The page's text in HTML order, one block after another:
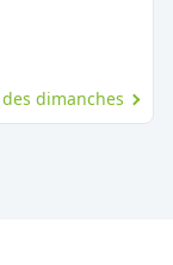
dimanches